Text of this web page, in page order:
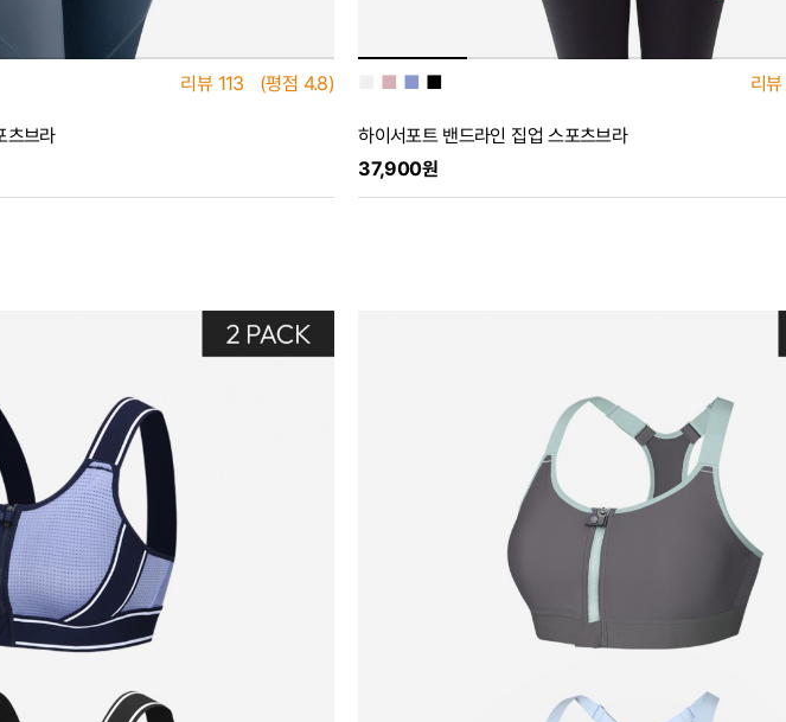
리뷰 113 (평점 4.8)
츠브라
■ ■ ■ 리뷰
하이서포트 밴드라인 집업 스포츠브라
37,900원